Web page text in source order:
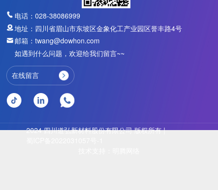
电话：028-38086999
地址：四川省眉山市东坡区金象化工产业园区誉丰路4号
邮箱：twang@dowhon.com
如遇到什么问题，欢迎给我们留言~~
在线留言
2024 四川道弘新材料股份有限公司 版权所有 |